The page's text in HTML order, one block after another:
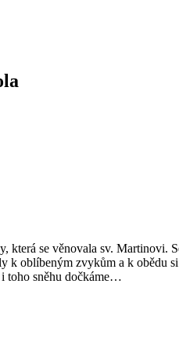
která se věnovala sv. Martinovi.
oblíbeným zvykům a k obědu
i toho sněhu dočkáme…